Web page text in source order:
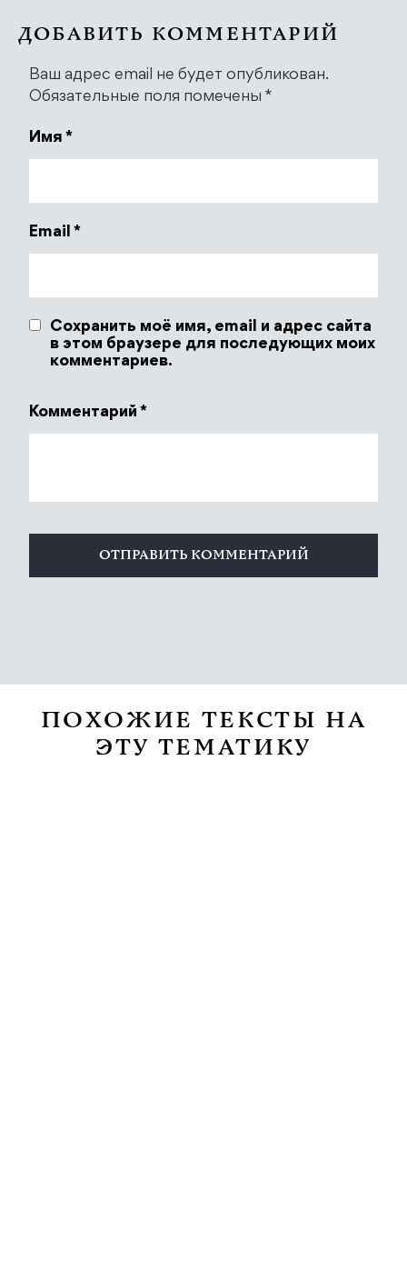
ДОБАВИТЬ КОММЕНТАРИЙ
Ваш адрес email не будет опубликован.
Обязательные поля помечены *
Имя *
Email *
Сохранить моё имя, email и адрес сайта
в этом браузере для последующих моих
комментариев.
Комментарий *
ПОХОЖИЕ ТЕКСТЫ НА
ЭТУ ТЕМАТИКУ